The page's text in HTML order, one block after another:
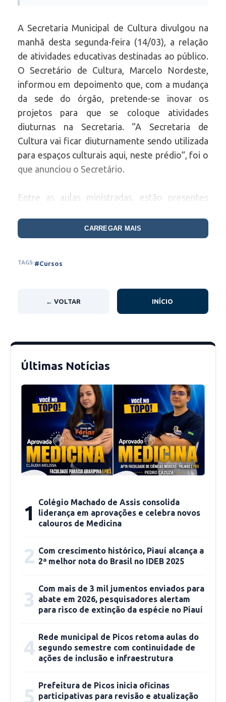
A Secretaria Municipal de Cultura divulgou na
manhã desta segunda-feira (14/03), a relação
de atividades educativas destinadas ao público.
O Secretário de Cultura, Marcelo Nordeste,
informou em depoimento que, com a mudança
da sede do órgão, pretende-se inovar os
projetos para que se coloque atividades
diuturnas na Secretaria. “A Secretaria de
Cultura vai ficar diuturnamente sendo utilizada
para espaços culturais aqui, neste prédio”, foi o
que anunciou o Secretário.
Entre as aulas ministradas, estão presentes
além do cinema que será disponibilizado em
dois horários para crianças e adultos
desloquem à Secretaria com a documentação
necessária (CEP, CPF, RG e Comprovante de
“A Cultura está à disposição da população e
solicitou ao prefeito outras oficinas como
ballete violino e está a esperar o deferimento,
estamos aqui para trabalhar para solucionar e
ajudar, no que for possível para a nossa
sociedade, sobretudo os artistas”, disse o chefe
da pasta.
Ao finalizar o depoimento, o Secretário agrega
que, além disso, serão ofertadas, nas aulas de
informática, capacitação para os artistas, como
redes sociais ou mesmo o computador, onde
será dado o auxílio para que possam estar
Isael Martins, professor de violão, menciona
devido à pandemia, onde todos os cuidados
serão mantidos. “O nosso intuito aqui, nesses
quinze anos que trabalho na Cultura, é de estar
trazendo esse pessoal para conhecer a música,
o ensino musical e, com isso, preencher seu
CARREGAR MAIS
TAGS:#Cursos
← VOLTAR INÍCIO
Últimas Notícias
1
Colégio Machado de Assis consolida
liderança em aprovações e celebra novos
calouros de Medicina
2 Com crescimento histórico, Piauí alcança a
2ª melhor nota do Brasil no IDEB 2025
3 Com mais de 3 mil jumentos enviados para
abate em 2026, pesquisadores alertam
para risco de extinção da espécie no Piauí
4 Rede municipal de Picos retoma aulas do
segundo semestre com continuidade de
ações de inclusão e infraestrutura
5 Prefeitura de Picos inicia oficinas
participativas para revisão e atualização